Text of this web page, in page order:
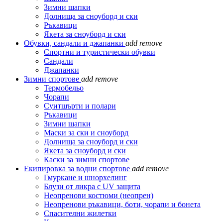
Зимни шапки
Долнища за сноуборд и ски
Ръкавици
Якета за сноуборд и ски
Обувки, сандали и джапанки add remove
Спортни и туристически обувки
Сандали
Джапанки
Зимни спортове add remove
Термобельо
Чорапи
Суитшърти и полари
Ръкавици
Зимни шапки
Маски за ски и сноуборд
Долнища за сноуборд и ски
Якета за сноуборд и ски
Каски за зимни спортове
Екипировка за водни спортове add remove
Гмуркане и шнорхелинг
Блузи от ликра с UV защита
Неопренови костюми (неопрен)
Неопренови ръкавици, боти, чорапи и бонета
Спасителни жилетки